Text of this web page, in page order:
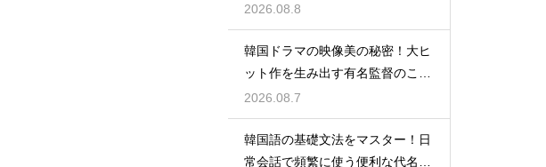
驚きの効能
2026.08.8
韓国ドラマの映像美の秘密！大ヒ
ット作を生み出す有名監督のこだ
わりの特徴
2026.08.7
韓国語の基礎文法をマスター！日
常会話で頻繁に使う便利な代名詞